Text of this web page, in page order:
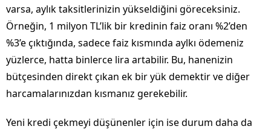
varsa, aylık taksitlerinizin yükseldiğini göreceksiniz.
Örneğin, 1 milyon TL’lik bir kredinin faiz oranı %2’den
%3’e çıktığında, sadece faiz kısmında aylkı ödemeniz
yüzlerce, hatta binlerce lira artabilir. Bu, hanenizin
bütçesinden direkt çıkan ek bir yük demektir ve diğer
harcamalarınızdan kısmanız gerekebilir.
Yeni kredi çekmeyi düşünenler için ise durum daha da